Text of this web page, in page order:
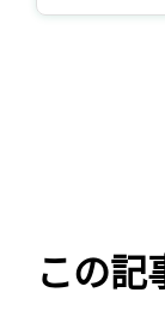
この記